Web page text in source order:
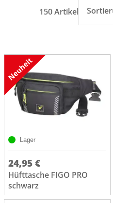
150 Artikel
Lager
24,95 €
Hüfttasche FIGO PRO
schwarz